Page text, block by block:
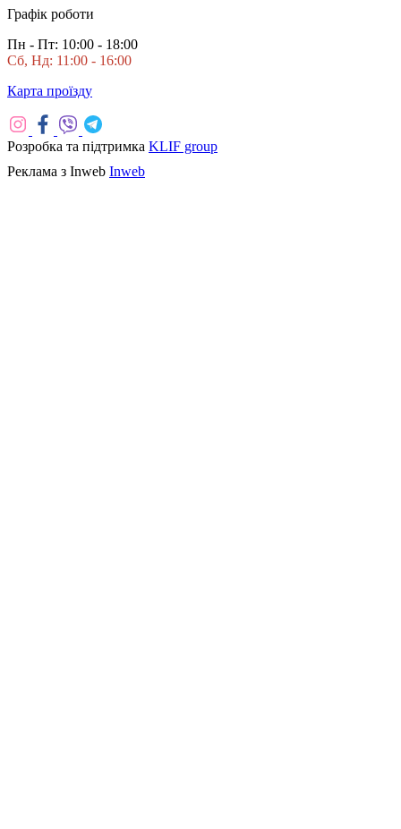
Графік роботи
Пн - Пт: 10:00 - 18:00
Сб, Нд: 11:00 - 16:00
Карта проїзду
Розробка та підтримка KLIF group
Реклама з Inweb Inweb